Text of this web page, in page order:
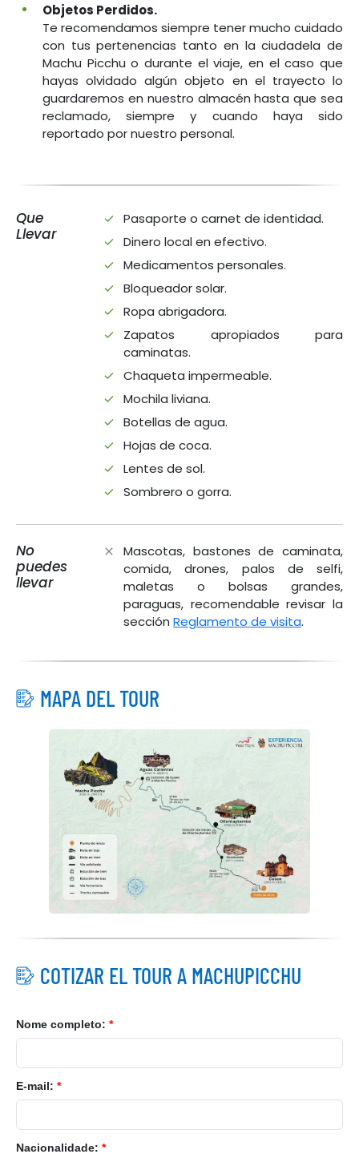
Objetos Perdidos.
Te recomendamos siempre tener mucho cuidado
con tus pertenencias tanto en la ciudadela de
Machu Picchu o durante el viaje, en el caso que
hayas olvidado algún objeto en el trayecto lo
guardaremos en nuestro almacén hasta que sea
reclamado, siempre y cuando haya sido
reportado por nuestro personal.
Que
Llevar
Pasaporte o carnet de identidad.
Dinero local en efectivo.
Medicamentos personales.
Bloqueador solar.
Ropa abrigadora.
Zapatos apropiados para
caminatas.
Chaqueta impermeable.
Mochila liviana.
Botellas de agua.
Hojas de coca.
Lentes de sol.
Sombrero o gorra.
No
puedes
llevar
Mascotas, bastones de caminata,
comida, drones, palos de selfi,
maletas o bolsas grandes,
paraguas, recomendable revisar la
sección Reglamento de visita.
MAPA DEL TOUR
COTIZAR EL TOUR A MACHUPICCHU
Nome completo: *
E-mail: *
Nacionalidade: *